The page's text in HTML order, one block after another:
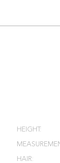
HEIGHT:
HAIR: